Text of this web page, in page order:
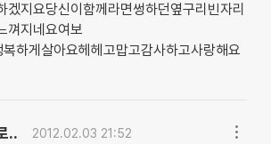
겠지요당신이함께라면썽하던옆구리빈자리
껴지네요여보
하게살아요헤헤고맙고감사하고사랑해요
.. 2012.02.03 21:52